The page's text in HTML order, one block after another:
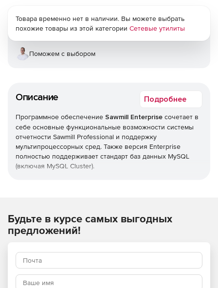
Описание Подробнее
Программное обеспечение Sawmill Enterprise сочетает в
себе основные функциональные возможности системы
отчетности Sawmill Professional и поддержку
мультипроцессорных сред. Также версия Enterprise
полностью поддерживает стандарт баз данных MySQL
(включая MySQL Cluster).
требованиям. Для данной цели предназначен
специальный язык описаний – Salang.Sawmill Enterprise
и может запускаться локально (на анализируемом
сервере) или удаленно (на любой другой системе). При
удаленном запуске Sawmill Professional автоматически
загружает лог-файлы, выполняет их и публикует отчеты,
Товара временно нет в наличии. Вы можете выбрать
похожие товары из этой категории Сетевые утилиты
Поможем с выбором
Будьте в курсе самых выгодных
предложений!